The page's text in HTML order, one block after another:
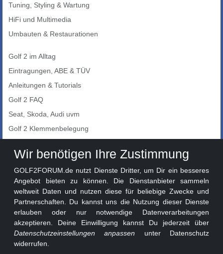
Tuning, Styling & Wartung
HiFi und Multimedia
Umbauten & Restaurationen
Golf 2 im Alltag
Eintragungen, ABE & TÜV
Anleitungen & Tutorials
Golf 2 FAQ
Seat, Skoda, Audi uvm
Golf 2 Klemmenbelegung
Auto-Showroom
Golf 2 Lackcodes
Sonderversionen
Sonstige Marken
Wir benötigen Ihre Zustimmung
GOLF2FORUM.de nutzt Dienste Dritter, um Dir ein besseres
Angebot bieten zu können. Die Dienstanbieter sammeln
weltweit Daten und nutzen diese für beliebige Zwecke und
Partnerschaften. Du kannst uns die Nutzung dieser Dienste
erlauben oder nur notwendige Datenverarbeitungen
akzeptieren. Deine Einwilligung kannst Du jederzeit über
Datenschutzeinstellungen anpassen unter Datenschutz
widerrufen.